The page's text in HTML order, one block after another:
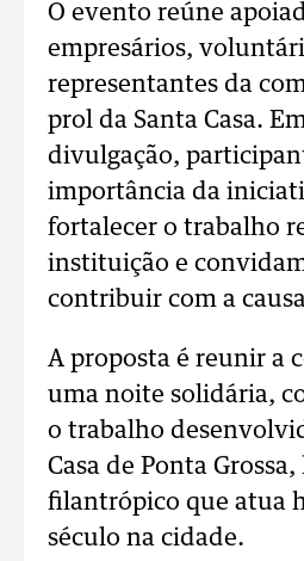
O evento reúne
empresários,
representantes da
prol da Santa Casa.
divulgação,
importância da
fortalecer o trabalho
instituição e
contribuir com a
A proposta é reunir a
uma noite solidária,
o trabalho
Casa de Ponta
filantrópico que atua
século na cidade.